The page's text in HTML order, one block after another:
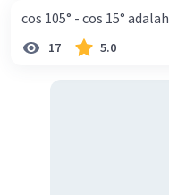
cos 105° - cos 15° adalah
17 5.0